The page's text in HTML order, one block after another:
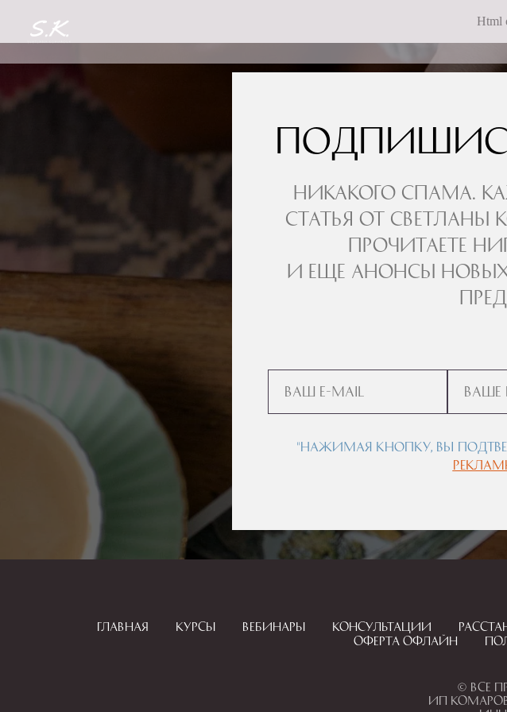
Html
Никакого спама.
статья от
прочитаете
И еще анонсы
"Нажимая кнопку, вы
Главная Курсы Вебинары Консультации
Оферта офлайн
© Все
ИП